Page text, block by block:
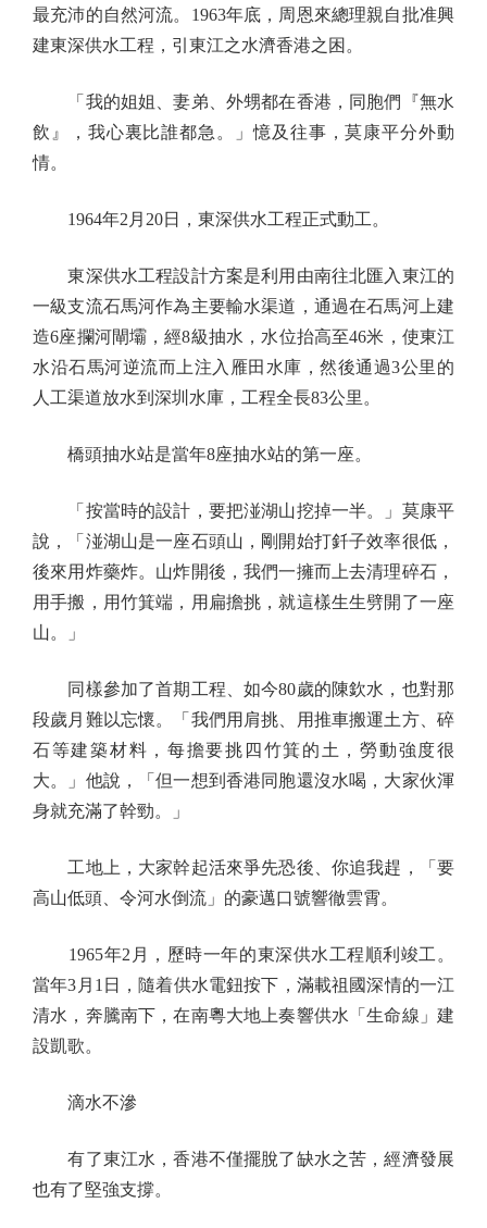
最充沛的自然河流。1963年底，周恩來總理親自批准興
建東深供水工程，引東江之水濟香港之困。
「我的姐姐、妻弟、外甥都在香港，同胞們『無水
飲』，我心裏比誰都急。」憶及往事，莫康平分外動
情。
1964年2月20日，東深供水工程正式動工。
東深供水工程設計方案是利用由南往北匯入東江的
一級支流石馬河作為主要輸水渠道，通過在石馬河上建
造6座攔河閘壩，經8級抽水，水位抬高至46米，使東江
水沿石馬河逆流而上注入雁田水庫，然後通過3公里的
人工渠道放水到深圳水庫，工程全長83公里。
橋頭抽水站是當年8座抽水站的第一座。
「按當時的設計，要把湴湖山挖掉一半。」莫康平
說，「湴湖山是一座石頭山，剛開始打釺子效率很低，
後來用炸藥炸。山炸開後，我們一擁而上去清理碎石，
用手搬，用竹箕端，用扁擔挑，就這樣生生劈開了一座
山。」
同樣參加了首期工程、如今80歲的陳欽水，也對那
段歲月難以忘懷。「我們用肩挑、用推車搬運土方、碎
石等建築材料，每擔要挑四竹箕的土，勞動強度很
大。」他說，「但一想到香港同胞還沒水喝，大家伙渾
身就充滿了幹勁。」
工地上，大家幹起活來爭先恐後、你追我趕，「要
高山低頭、令河水倒流」的豪邁口號響徹雲霄。
1965年2月，歷時一年的東深供水工程順利竣工。
當年3月1日，隨着供水電鈕按下，滿載祖國深情的一江
清水，奔騰南下，在南粵大地上奏響供水「生命線」建
設凱歌。
滴水不滲
有了東江水，香港不僅擺脫了缺水之苦，經濟發展
也有了堅強支撐。